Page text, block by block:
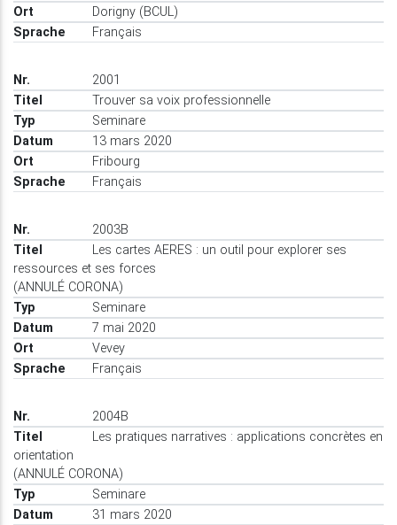
Dorigny (BCUL)
Français
2001
Trouver sa voix professionnelle
Seminare
13 mars 2020
Fribourg
Français
2003B
Les cartes AERES : un outil pour explorer ses
ressources et ses forces
(ANNULÉ CORONA)
Seminare
7 mai 2020
Vevey
Français
2004B
Les pratiques narratives : applications concrètes en
orientation
(ANNULÉ CORONA)
Seminare
31 mars 2020